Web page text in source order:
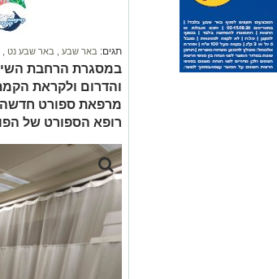
תגים: באר שבע באר שבע נט
במסגרת הרחבת
והדרום ולקראת
מרפאת ספורט חדשה
רופא הספורט של